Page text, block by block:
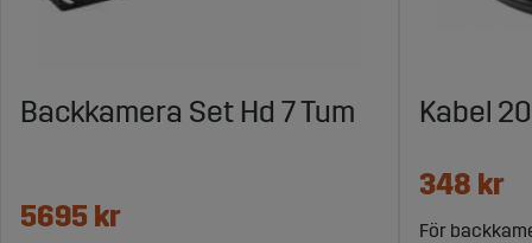
Backkamera Set Hd 7 Tum
5695 kr
Kabel
348 kr
För